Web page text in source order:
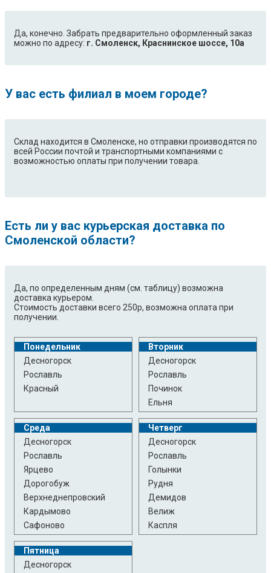
Да, конечно. Забрать предварительно оформленный заказ
можно по адресу: г. Смоленск, Краснинское шоссе, 10а
У вас есть филиал в моем городе?
Склад находится в Смоленске, но отправки производятся по
всей России почтой и транспортными компаниями с
возможностью оплаты при получении товара.
Есть ли у вас курьерская доставка по
Смоленской области?
Да, по определенным дням (см. таблицу) возможна
доставка курьером.
Стоимость доставки всего 250р, возможна оплата при
получении.
Понедельник
Десногорск
Рославль
Красный
Вторник
Десногорск
Рославль
Починок
Ельня
Среда
Десногорск
Рославль
Ярцево
Дорогобуж
Верхнеднепровский
Кардымово
Сафоново
Четверг
Десногорск
Рославль
Голынки
Рудня
Демидов
Велиж
Каспля
Пятница
Десногорск